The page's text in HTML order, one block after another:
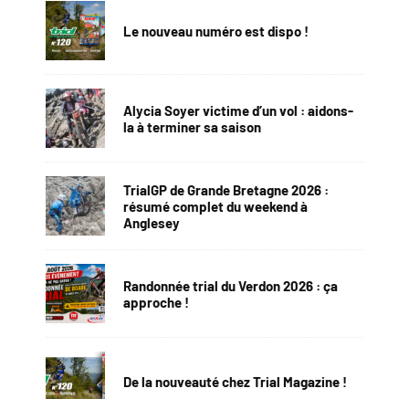
Le nouveau numéro est dispo !
Alycia Soyer victime d’un vol : aidons-
la à terminer sa saison
TrialGP de Grande Bretagne 2026 :
résumé complet du weekend à
Anglesey
Randonnée trial du Verdon 2026 : ça
approche !
De la nouveauté chez Trial Magazine !